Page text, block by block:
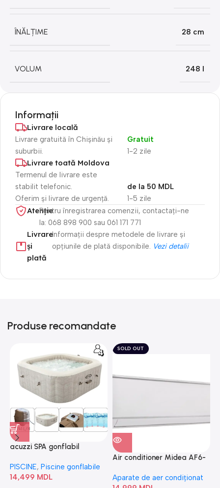
ÎNĂLȚIME 28 cm
VOLUM 248 l
Informații
Livrare locală
Livrare gratuită în Chișinău și
suburbii.
1-2 zile
Gratuit
Livrare toată Moldova
Termenul de livrare este
stabilit telefonic.
Oferim și livrare de urgență.
1-5 zile
de la 50 MDL
Atenție​Pentru înregistrarea comenzii, contactați-ne
la: 068 898 900 sau 061 171 771
Livrare
și
plată
Informații despre metodele de livrare și
opțiunile de plată disponibile. Vezi detalii
Produse recomandate
acuzzi SPA gonflabil
Bubble” 28446
PISCINE, Piscine gonflabile
14,499 MDL
SOLD OUT
Air conditioner Midea AF6-
Aparate de aer condiționat